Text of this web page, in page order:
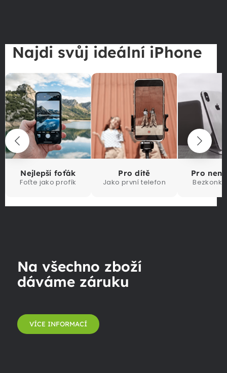
Najdi svůj ideální iPhone
Nejlepší foťák
Foťte jako profík
Pro dítě
Jako první telefon
Pro
Na všechno zboží
dáváme záruku
VÍCE INFORMACÍ